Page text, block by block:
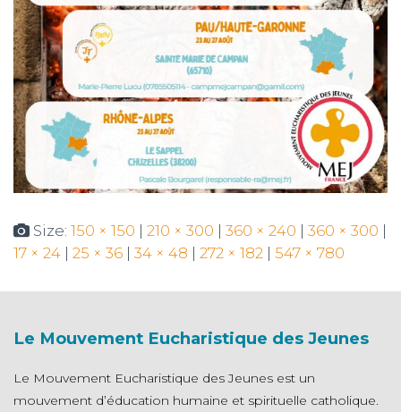
Size: 150 × 150 210 × 300 360 × 240 360 × 300
17 × 24
25 × 36 34 × 48 272 × 182 547 × 780
Le Mouvement Eucharistique des Jeunes
Le Mouvement Eucharistique des Jeunes est un
mouvement d’éducation humaine et spirituelle catholique.